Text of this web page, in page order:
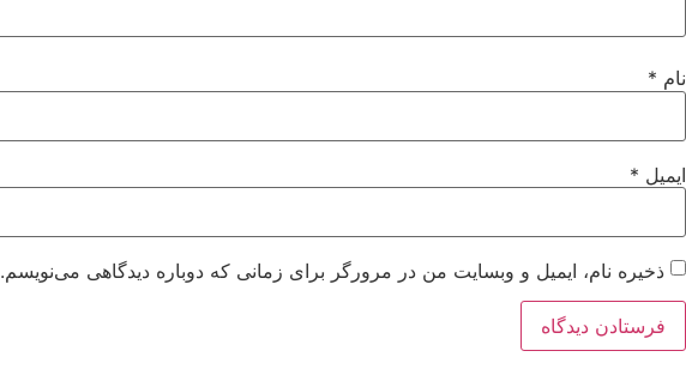
نام *
ایمیل *
ذخیره نام، ایمیل و وبسایت من در مرورگر برای زمانی که دوباره دیدگاهی می‌نویسم.